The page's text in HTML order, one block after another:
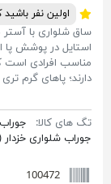
اولین نفر
ساق شلواری با
استایل در پوشش
مناسب افرادی است
دارند؛ پاهای گرم
تگ های کالا:
جوراب شلواری خزدار
100472